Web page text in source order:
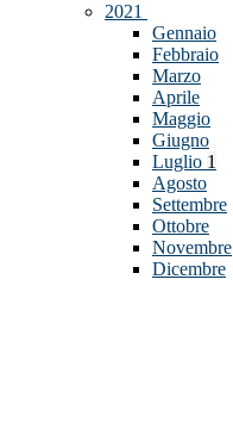
2021
Gennaio
Febbraio
Marzo
Aprile
Maggio
Giugno
Luglio 1
Agosto
Settembre
Ottobre
Novembre
Dicembre